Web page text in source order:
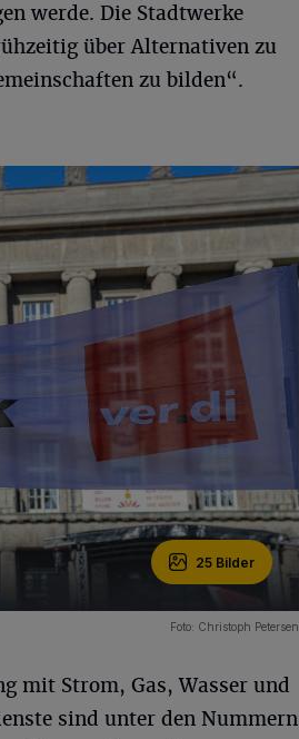
werde. Die Stadtwerke
über Alternativen zu
zu bilden“.
25 Bilder
Foto: Christoph Petersen
mit Strom, Gas, Wasser und
sind unter den Nummern